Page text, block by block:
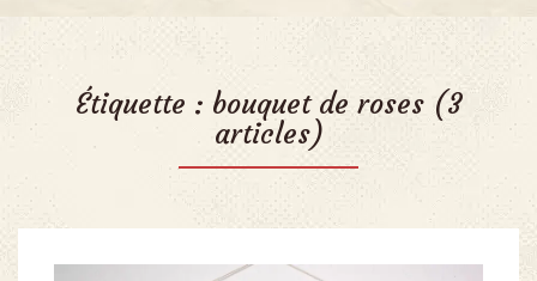
Étiquette : bouquet de roses(3
articles)